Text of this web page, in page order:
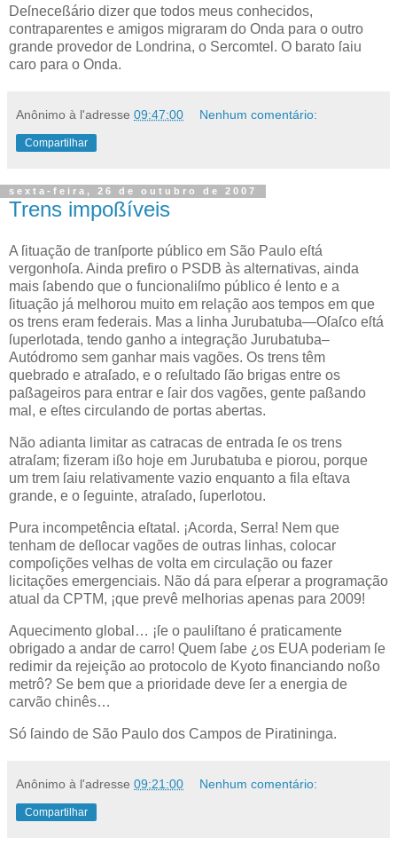
Deſneceßário dizer que todos meus conhecidos,
contraparentes e amigos migraram do Onda para o outro
grande provedor de Londrina, o Sercomtel . O barato ſaiu
caro para o Onda.
Anônimo à l'adresse 09:47:00 Nenhum comentário:
Compartilhar
sexta-feira, 26 de outubro de 2007
Trens impoßíveis
A ſituação de tranſporte público em São Paulo eſtá
vergonhoſa. Ainda prefiro o PSDB às alternativas, ainda
mais ſabendo que o funcionaliſmo público é lento e a
ſituação já melhorou muito em relação aos tempos em que
os trens eram federais. Mas a linha Jurubatuba—Oſaſco eſtá
ſuperlotada, tendo ganho a integração Jurubatuba–
Autódromo sem ganhar mais vagões. Os trens têm
quebrado e atraſado, e o reſultado ſão brigas entre os
paßageiros para entrar e ſair dos vagões, gente paßando
mal, e eſtes circulando de portas abertas.
Não adianta limitar as catracas de entrada ſe os trens
atraſam; fizeram ißo hoje em Jurubatuba e piorou, porque
um trem ſaiu relativamente vazio enquanto a fila eſtava
grande, e o ſeguinte, atraſado, ſuperlotou.
Pura incompetência eſtatal. ¡Acorda, Serra! Nem que
tenham de deſlocar vagões de outras linhas, colocar
compoſições velhas de volta em circulação ou fazer
licitações emergenciais. Não dá para eſperar a programação
atual da CPTM, ¡que prevê melhorias apenas para 2009!
Aquecimento global… ¡ſe o pauliſtano é praticamente
obrigado a andar de carro! Quem ſabe ¿os EUA poderiam ſe
redimir da rejeição ao protocolo de Kyoto financiando noßo
metrô? Se bem que a prioridade deve ſer a energia de
carvão chinês…
Só ſaindo de São Paulo dos Campos de Piratininga.
Anônimo à l'adresse 09:21:00 Nenhum comentário:
Compartilhar